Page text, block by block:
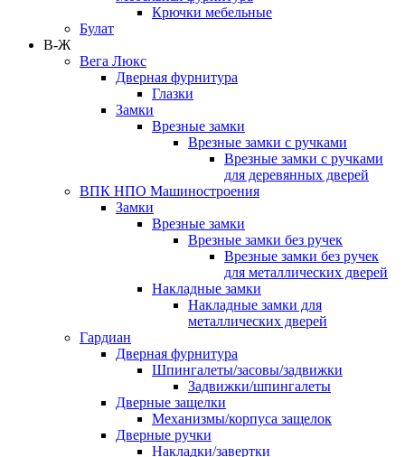
Крючки мебельные
Булат
В-Ж
Вега Люкс
Дверная фурнитура
Глазки
Замки
Врезные замки
Врезные замки с ручками
Врезные замки с ручками
для деревянных дверей
ВПК НПО Машиностроения
Замки
Врезные замки
Врезные замки без ручек
Врезные замки без ручек
для металлических дверей
Накладные замки
Накладные замки для
металлических дверей
Гардиан
Дверная фурнитура
Шпингалеты/засовы/задвижки
Задвижки/шпингалеты
Дверные защелки
Механизмы/корпуса защелок
Дверные ручки
Накладки/завертки